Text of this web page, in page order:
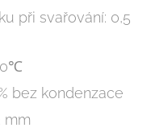
při svařování: 0,5
bez kondenzace
mm